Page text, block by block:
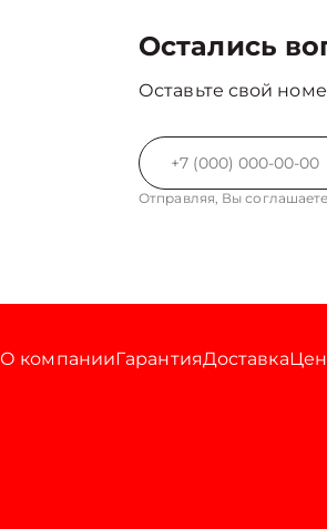
Остались
Оставьте свой
Отправляя, Вы
О компанииГарантияДоставка